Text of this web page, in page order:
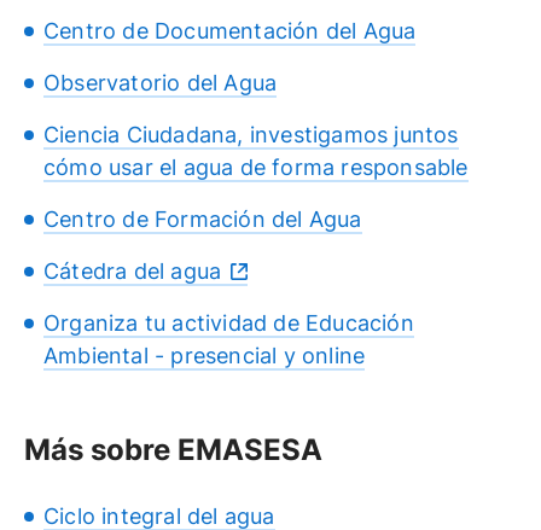
Centro de Documentación del Agua
Observatorio del Agua
Ciencia Ciudadana, investigamos juntos
cómo usar el agua de forma responsable
Centro de Formación del Agua
Cátedra del agua
Organiza tu actividad de Educación
Ambiental - presencial y online
Más sobre EMASESA
Ciclo integral del agua